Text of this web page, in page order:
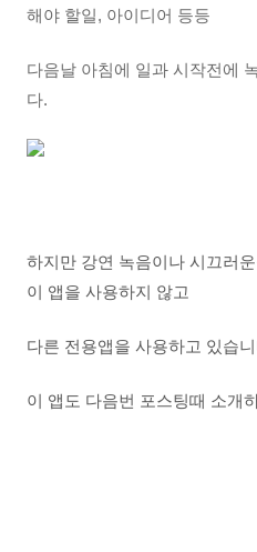
해야 할일, 아이디어 등등
다음날 아침에 일과 시작전에
다.
하지만 강연 녹음이나 시끄러
이 앱을 사용하지 않고
다른 전용앱을 사용하고 있습
이 앱도 다음번 포스팅때 소개